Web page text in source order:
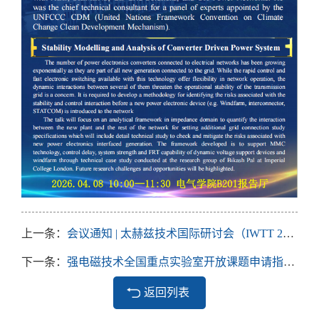
上一条： 会议通知 | 太赫兹技术国际研讨会（IWTT 2026）
下一条： 强电磁技术全国重点实验室开放课题申请指南（2026年）
返回列表